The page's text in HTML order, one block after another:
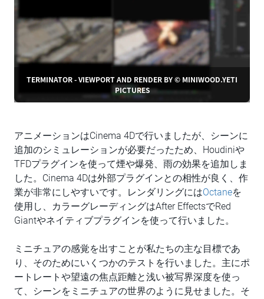
TERMINATOR - VIEWPORT AND RENDER BY © MINIWOOD.YETI
PICTURES
アニメーションはCinema 4Dで行いましたが、シーンに
追加のシミュレーションが必要だったため、Houdiniや
TFDプラグインを使って煙や爆発、雨の効果を追加しま
した。Cinema 4Dは外部プラグインとの相性が良く、作
業が非常にしやすいです。レンダリングにはOctaneを
使用し、カラーグレーディングはAfter EffectsでRed
Giantやネイティブプラグインを使って行いました。
ミニチュアの感覚を出すことが私たちの主な目標であ
り、そのためにいくつかのテストを行いました。主にポ
ートレートや望遠の焦点距離と浅い被写界深度を使っ
て、シーンをミニチュアの世界のように見せました。そ